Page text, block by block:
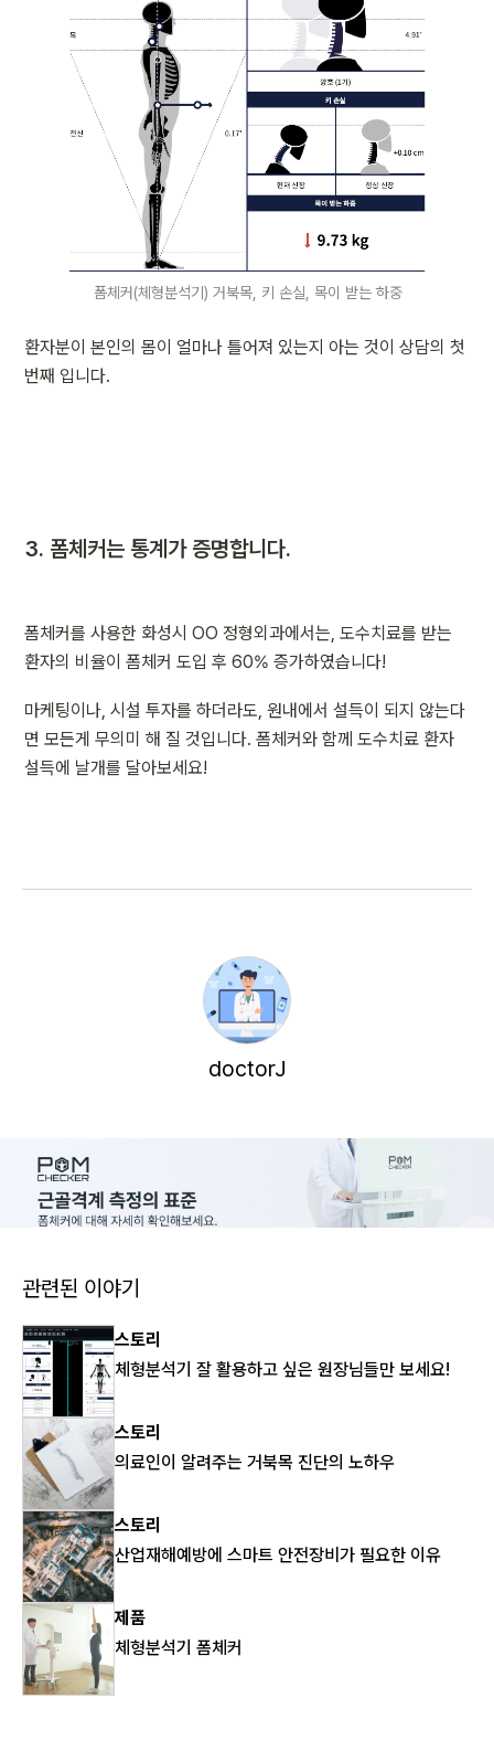
폼체커(체형분석기) 거북목, 키 손실, 목이 받는 하중
환자분이 본인의 몸이 얼마나 틀어져 있는지 아는 것이 상담의 첫
번째 입니다.
3. 폼체커는 통계가 증명합니다.
폼체커를 사용한 화성시 OO 정형외과에서는, 도수치료를 받는
환자의 비율이 폼체커 도입 후 60% 증가하였습니다!
마케팅이나, 시설 투자를 하더라도, 원내에서 설득이 되지 않는다
면 모든게 무의미 해 질 것입니다. 폼체커와 함께 도수치료 환자
설득에 날개를 달아보세요!
doctorJ
관련된 이야기
스토리
체형분석기 잘 활용하고 싶은 원장님들만 보세요!
스토리
의료인이 알려주는 거북목 진단의 노하우
스토리
산업재해예방에 스마트 안전장비가 필요한 이유
제품
체형분석기 폼체커